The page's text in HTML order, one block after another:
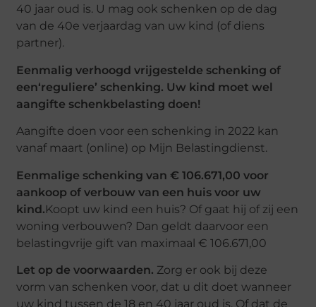
40 jaar oud is. U mag ook schenken op de dag
van de 40e verjaardag van uw kind (of diens
partner).
Eenmalig verhoogd vrijgestelde schenking of
een‘reguliere’ schenking. Uw kind moet wel
aangifte schenkbelasting doen!
Aangifte doen voor een schenking in 2022 kan
vanaf maart (online) op Mijn Belastingdienst.
Eenmalige schenking van € 106.671,00 voor
aankoop of verbouw van een huis voor uw
kind.Koopt uw kind een huis? Of gaat hij of zij een
woning verbouwen? Dan geldt daarvoor een
belastingvrije gift van maximaal € 106.671,00
Let op de voorwaarden. Zorg er ook bij deze
vorm van schenken voor, dat u dit doet wanneer
uw kind tussen de 18 en 40 jaar oud is. Of dat de